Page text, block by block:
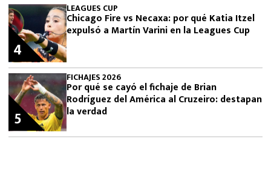
LEAGUES CUP
Chicago Fire vs Necaxa: por qué Katia Itzel
expulsó a Martín Varini en la Leagues Cup
4
FICHAJES 2026
Por qué se cayó el fichaje de Brian
Rodríguez del América al Cruzeiro: destapan
la verdad
5